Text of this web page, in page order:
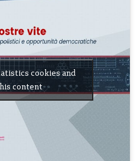
cookies and
content